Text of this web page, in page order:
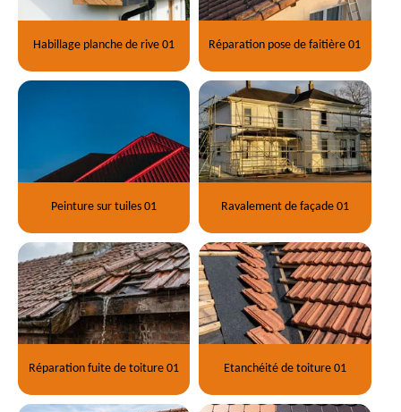
Habillage planche de rive 01 Réparation pose de faitière 01
Peinture sur tuiles 01 Ravalement de façade 01
Réparation fuite de toiture 01 Etanchéité de toiture 01